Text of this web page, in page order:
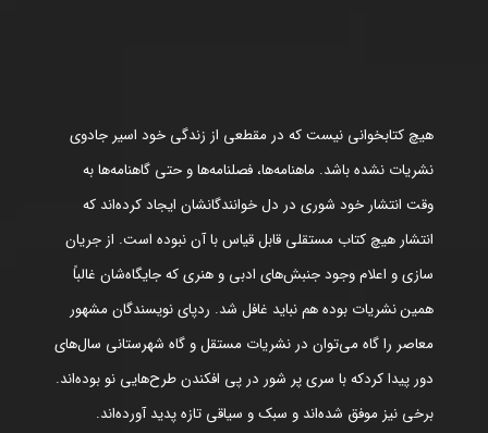
هیچ کتابخوانی نیست که در مقطعی از زندگی خود اسیر جادوی
نشریات نشده باشد. ماهنامه‌ها، فصلنامه‌ها و حتی گاهنامه‌ها به
وقت انتشار خود شوری در دل خوانندگانشان ایجاد کرده‌اند که
انتشار هیچ کتاب مستقلی قابل قیاس با آن نبوده است. از جریان
سازی و اعلام وجود جنبش‌های ادبی و هنری که جایگاه‌شان غالباً
همین نشریات بوده هم نباید غافل شد. ردپای نویسندگان مشهور
معاصر را گاه می‌توان در نشریات مستقل و گاه شهرستانی سال‌های
دور پیدا کردکه با سری پر شور در پی افکندن طرح‌هایی نو بوده‌اند.
برخی نیز موفق شده‌اند و سبک و سیاقی تازه پدید آورده‌اند.